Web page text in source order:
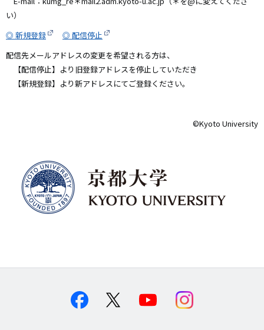
い）
◎ 新規登録
◎ 配信停止
配信先メールアドレスの変更を希望される方は、
【配信停止】より旧登録アドレスを停止していただき
【新規登録】より新アドレスにてご登録ください。
©️Kyoto University